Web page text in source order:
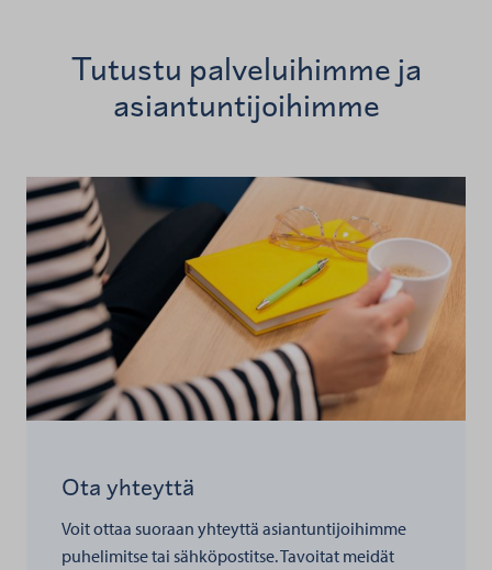
Tutustu palveluihimme ja
asiantuntijoihimme
Ota yhteyttä
Voit ottaa suoraan yhteyttä asiantuntijoihimme
puhelimitse tai sähköpostitse. Tavoitat meidät